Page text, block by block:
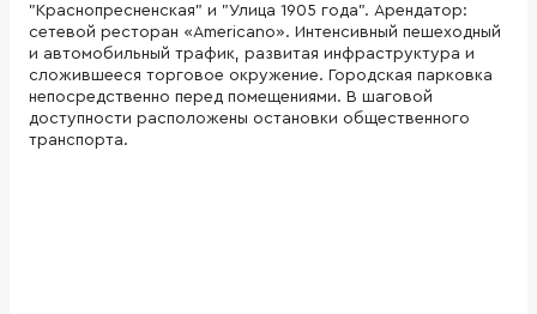
"Краснопресненская" и "Улица 1905 года". Арендатор:
сетевой ресторан «Americano». Интенсивный пешеходный
и автомобильный трафик, развитая инфраструктура и
сложившееся торговое окружение. Городская парковка
непосредственно перед помещениями. В шаговой
доступности расположены остановки общественного
транспорта.